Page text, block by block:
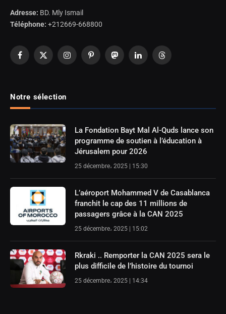
Adresse: BD. Mly Ismail
Téléphone: +212669-668800
Facebook
X
InstagramPinterestMastodonLinkedInThreads
Notre sélection
La Fondation Bayt Mal Al-Quds lance son
programme de soutien à l’éducation à
Jérusalem pour 2026
25 décembre، 2025 | 15:30
L’aéroport Mohammed V de Casablanca
franchit le cap des 11 millions de
passagers grâce à la CAN 2025
25 décembre، 2025 | 15:02
Rkraki .. Remporter la CAN 2025 sera le
plus difficile de l’histoire du tournoi
25 décembre، 2025 | 14:34